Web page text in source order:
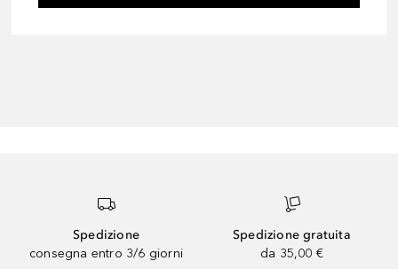
Spedizione
consegna entro 3/6 giorni
Spedizione gratuita
da 35,00 €